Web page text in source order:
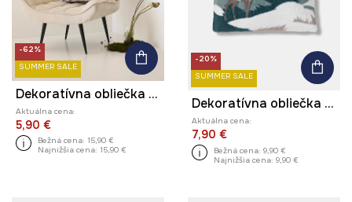
-62%
SUMMER SALE
Dekoratívna obliečka na vankúš vzorovaná 40 x 60 cm
Aktuálna cena:
5,90 €
Bežná cena: 15,90 €
Najnižšia cena: 15,90 €
-20%
SUMMER SALE
Dekoratívna obliečka na vankúš vzorovaný 50 x 50 cm
Aktuálna cena:
7,90 €
Bežná cena: 9,90 €
Najnižšia cena: 9,90 €